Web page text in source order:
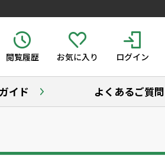
閲覧履歴 お気に入り ログイン
イド よくあるご質問